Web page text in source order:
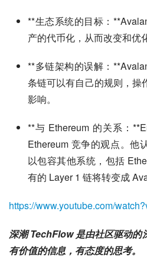
**生态系统的目标：
产的代币化，从而改变和优
**多链架构的误解：
条链可以有自己的规则，操
影响。
**与 Ethereum 的关系：
Ethereum 竞争的观点。他
以包容其他系统，包括
有的 Layer 1 链将转变成
https://www.youtube.com/
深潮 TechFlow 是由社区驱动的
有价值的信息，有态度的思考。